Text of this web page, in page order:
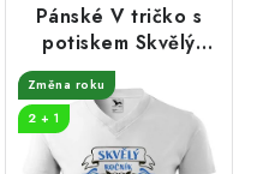
Pánské V tričko s
potiskem Skvělý
ročník 1974
Změna roku
2 + 1